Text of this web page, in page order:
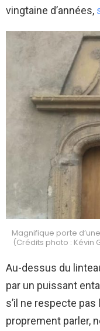
vingtaine d’années,
Magnifique porte
(Crédits photo : Kévin
Au-dessus du
par un puissant
s’il ne respecte pas
proprement parler,